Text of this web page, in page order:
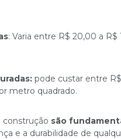
: Varia entre R$ 20,00 a R$
pode custar entre
metro quadrado.
construção são
e a durabilidade de